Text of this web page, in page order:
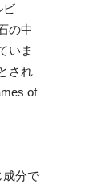
ビ
の中
いま
され
of
成分で